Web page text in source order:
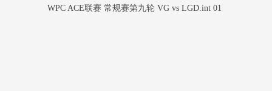
WPC ACE联赛 常规赛第九轮 VG vs LGD.int 01